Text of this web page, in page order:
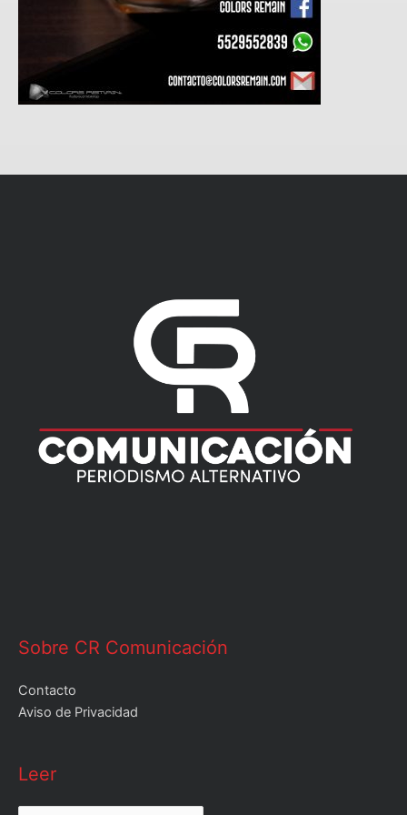
Sobre CR Comunicación
Contacto
Aviso de Privacidad
Leer
Leer